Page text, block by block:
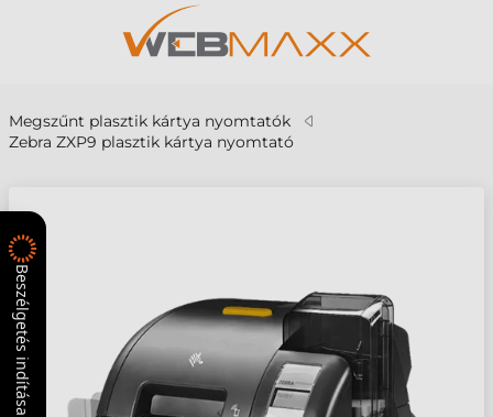
Megszűnt plasztik kártya nyomtatók
Zebra ZXP9 plasztik kártya nyomtató
Beszélgetés indítása